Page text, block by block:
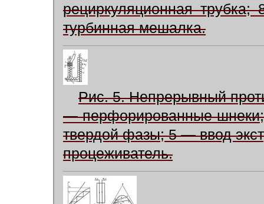
рециркуляционная
турбинная мешалка.
Рис. 5. Непрерывный
— перфорированные
твердой фазы; 5 — ввод
процеживатель.